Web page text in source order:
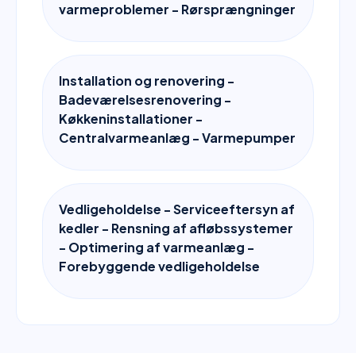
varmeproblemer - Rørsprængninger
Installation og renovering -
Badeværelsesrenovering -
Køkkeninstallationer -
Centralvarmeanlæg - Varmepumper
Vedligeholdelse - Serviceeftersyn af
kedler - Rensning af afløbssystemer
- Optimering af varmeanlæg -
Forebyggende vedligeholdelse